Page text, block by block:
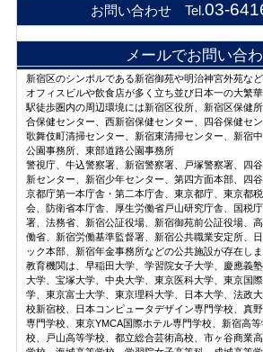
お問い合わせ Tel.03-
メールでお問い合
新宿区のシンボルである新宿御苑や明治神宮外苑な
オフィスビルや飲食店が多く立ち並び日本一の大繁華
駅徒歩圏内の周辺環境には新宿区役所、新宿区保健
合保健センター、西新宿保健センター、四谷保健セ
歌舞伎町清掃センター、新宿東清掃センター、新宿
公園事務所、東部道路公園事務所
警視庁、牛込警察署、新宿警察署、戸塚警察署、四
新センター、新宿少年センター、第四方面本部、四
京都庁第一本庁舎・第二本庁舎、東京都庁、東京都
会、防衛省本庁舎、厚生労働省戸山研究庁舎、国税
署、法務省、新宿公証役場、新宿御苑前公証役場、
働省、新宿労働基準監督署、新宿公共職業安定所、
ック本部、新宿年金事務所などの公共施設が存在しま
教育機関は、早稲田大学、学習院女子大学、慶應義
大学、宝塚大学、中央大学、東京医科大学、東京国
学、東京富士大学、東京理科大学、日本大学、法政
校新宿校、日本コンピュータデザイン専門学校、真
専門学校、東京YMCA国際ホテル専門学校、新宿高
校、戸山高等学校、都立総合芸術高校、市ヶ谷商業